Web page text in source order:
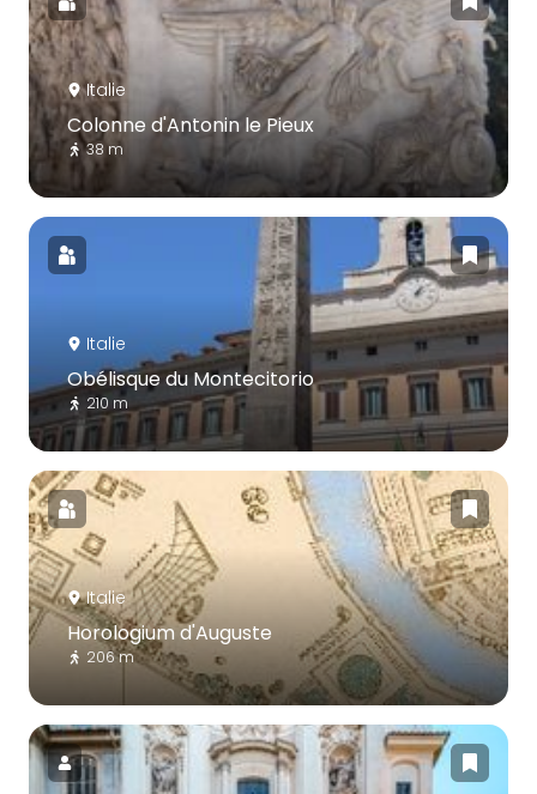
Italie
Colonne d'Antonin le Pieux
38 m
Italie
Obélisque du Montecitorio
210 m
Italie
Horologium d'Auguste
206 m